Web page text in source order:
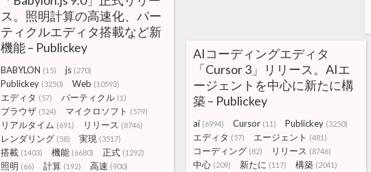
ス。照明計算の高速化、パー
ティクルエディタ搭載など新
機能 – Publickey
BABYLON (15) js (270)
Publickey (3250) Web (10593)
エディタ (57) パーティクル (1)
ブラウザ (524) マイクロソフト (579)
リアルタイム (691) リリース (8746)
レンダリング (58) 実現 (3517)
搭載 (1403) 機能 (6680) 正式 (1292)
照明 (66) 計算 (192) 高速 (900)
AIコーディングエディタ
「Cursor 3」リリース。AIエ
ージェントを中心に新たに構
築 – Publickey
ai (6994) Cursor (11) Publickey (3250)
エディタ (57) エージェント (481)
コーディング (82) リリース (8746)
中心 (209) 新たに (117) 構築 (2041)